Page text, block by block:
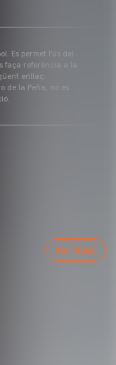
Es permet l'ús del
faça referència a la
enllaç:
de la Peña, no es
VER TODAS
CF